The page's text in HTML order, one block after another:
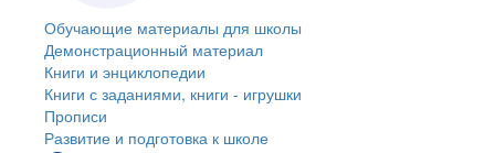
Обучающие материалы для школы
Демонстрационный материал
Книги и энциклопедии
Книги с заданиями, книги - игрушки
Прописи
Развитие и подготовка к школе